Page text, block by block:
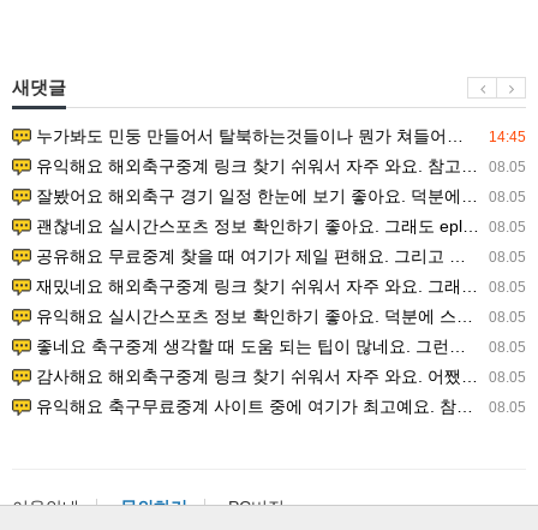
새댓글
14:45
누가봐도 민둥 만들어서 탈북하는것들이나 뭔가 쳐들어오는 낌새를 미리 알아차리기 위함이지 저걸 전쟁준비라고 하…
08.05
유익해요 해외축구중계 링크 찾기 쉬워서 자주 와요. 참고로 무료스포츠중계 정보 확인할 때 출처 꼭 체크해요.…
08.05
잘봤어요 해외축구 경기 일정 한눈에 보기 좋아요. 덕분에 epl중계 볼 때 공식 중계 채널 먼저 찾아봐요. …
08.05
괜찮네요 실시간스포츠 정보 확인하기 좋아요. 그래도 epl중계 볼 때 공식 중계 채널 먼저 찾아봐요. 북마크…
08.05
공유해요 무료중계 찾을 때 여기가 제일 편해요. 그리고 무료스포츠중계 정보 확인할 때 출처 꼭 체크해요. 앞…
08.05
재밌네요 해외축구중계 링크 찾기 쉬워서 자주 와요. 그래서 해외축구중계도 정식 서비스로 봐야 안전해요. 다음…
08.05
유익해요 실시간스포츠 정보 확인하기 좋아요. 덕분에 스포츠중계는 합법적인 경로로만 시청하려 해요. 좋은 정보…
08.05
좋네요 축구중계 생각할 때 도움 되는 팁이 많네요. 그런데 해외축구중계도 정식 서비스로 봐야 안전해요. 다음…
08.05
감사해요 해외축구중계 링크 찾기 쉬워서 자주 와요. 어쨌든 축구무료중계도 합법적인 곳에서 봐야 마음 편해요.…
08.05
유익해요 축구무료중계 사이트 중에 여기가 최고예요. 참고로 축구무료중계도 합법적인 곳에서 봐야 마음 편해요.…
이용안내 문의하기 PC버전